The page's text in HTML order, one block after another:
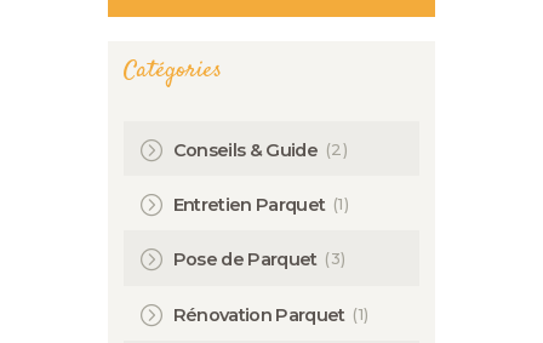
Catégories
Conseils & Guide (2)
Entretien Parquet (1)
Pose de Parquet (3)
Rénovation Parquet (1)